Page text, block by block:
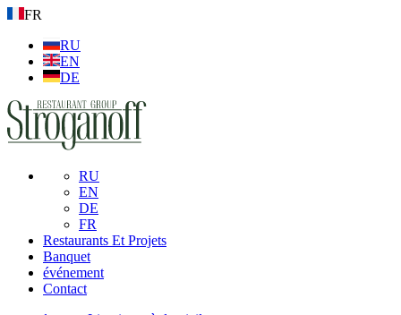
FR
RU
EN
DE
RU
EN
DE
FR
Restaurants Et Projets
Banquet
événement
Contact